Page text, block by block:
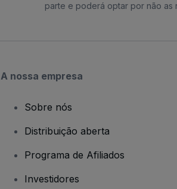
parte e poderá optar por não as
A nossa empresa
Sobre nós
Distribuição aberta
Programa de Afiliados
Investidores